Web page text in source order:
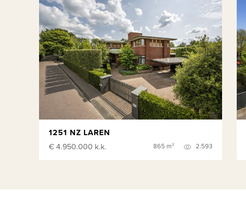
1251 NZ LAREN
€ 4.950.000 k.k. 865 m² 2.593